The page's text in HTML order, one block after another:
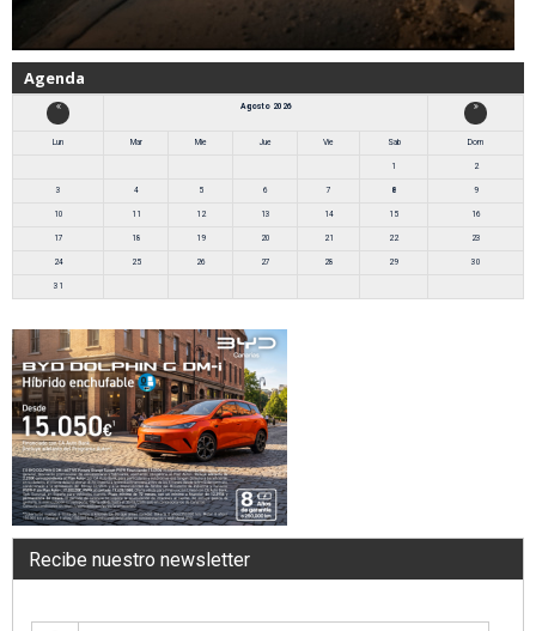
Agenda
Agosto 2026
Lun Mar Mie Jue Vie Sab Dom
1 2
3 4 5 6 7 8 9
10 11 12 13 14 15 16
17 18 19 20 21 22 23
24 25 26 27 28 29 30
31
Recibe nuestro newsletter